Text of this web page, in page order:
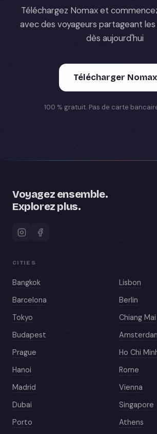
Téléchargez Nomax et
avec des voyageurs partageant
dès aujourd'hui
Télécharger Nomax
100 % gratuit. Pas de carte
Voyagez ensemble.
Explorez plus.
CITIES
Bangkok
Lisbon
Barcelona
Berlin
Tokyo
Chiang Mai
Budapest
Prague
Ho Chi
Hanoi
Rome
Madrid
Vienna
Dubai
Singapore
Porto
Athens